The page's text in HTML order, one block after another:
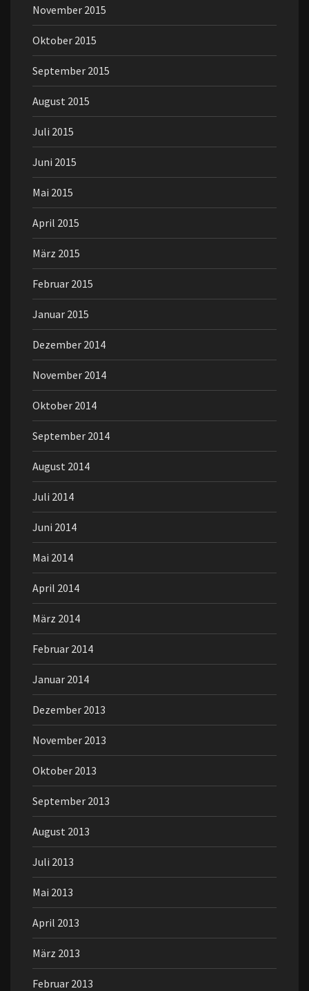
November 2015
Oktober 2015
September 2015
August 2015
Juli 2015
Juni 2015
Mai 2015
April 2015
März 2015
Februar 2015
Januar 2015
Dezember 2014
November 2014
Oktober 2014
September 2014
August 2014
Juli 2014
Juni 2014
Mai 2014
April 2014
März 2014
Februar 2014
Januar 2014
Dezember 2013
November 2013
Oktober 2013
September 2013
August 2013
Juli 2013
Mai 2013
April 2013
März 2013
Februar 2013